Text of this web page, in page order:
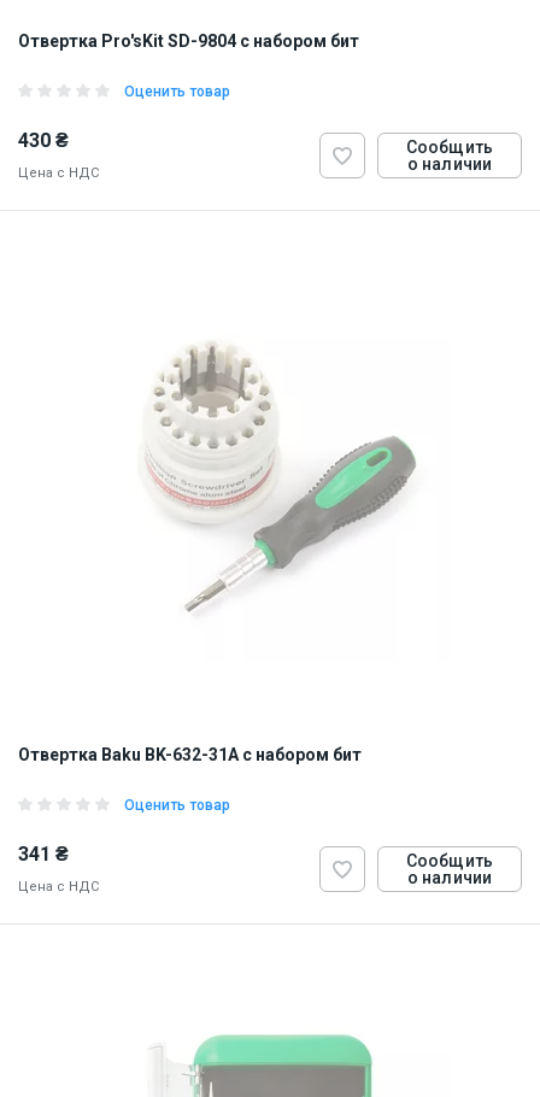
Отвертка Pro'sKit SD-9804 с набором бит
Оценить товар
430 ₴
Цена с НДС
Сообщить
о наличии
Отвертка Baku BK-632-31А с набором бит
Оценить товар
341 ₴
Цена с НДС
Сообщить
о наличии